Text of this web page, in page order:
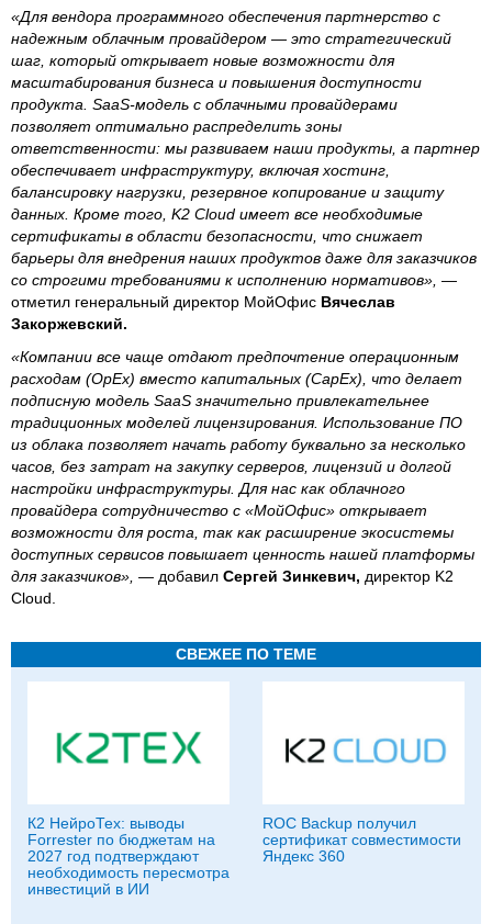
«Для вендора программного обеспечения партнерство с
надежным облачным провайдером — это стратегический
шаг, который открывает новые возможности для
масштабирования бизнеса и повышения доступности
продукта. SaaS-модель с облачными провайдерами
позволяет оптимально распределить зоны
ответственности: мы развиваем наши продукты, а партнер
обеспечивает инфраструктуру, включая хостинг,
балансировку нагрузки, резервное копирование и защиту
данных. Кроме того, K2 Cloud имеет все необходимые
сертификаты в области безопасности, что снижает
барьеры для внедрения наших продуктов даже для заказчиков
со строгими требованиями к исполнению нормативов», —
отметил генеральный директор МойОфис Вячеслав
Закоржевский.
«Компании все чаще отдают предпочтение операционным
расходам (OpEx) вместо капитальных (CapEx), что делает
подписную модель SaaS значительно привлекательнее
традиционных моделей лицензирования. Использование ПО
из облака позволяет начать работу буквально за несколько
часов, без затрат на закупку серверов, лицензий и долгой
настройки инфраструктуры. Для нас как облачного
провайдера сотрудничество с «МойОфис» открывает
возможности для роста, так как расширение экосистемы
доступных сервисов повышает ценность нашей платформы
для заказчиков», — добавил Сергей Зинкевич, директор K2
Cloud.
СВЕЖЕЕ ПО ТЕМЕ
К2 НейроТех: выводы
Forrester по бюджетам на
2027 год подтверждают
необходимость пересмотра
инвестиций в ИИ
ROC Backup получил
сертификат совместимости
Яндекс 360